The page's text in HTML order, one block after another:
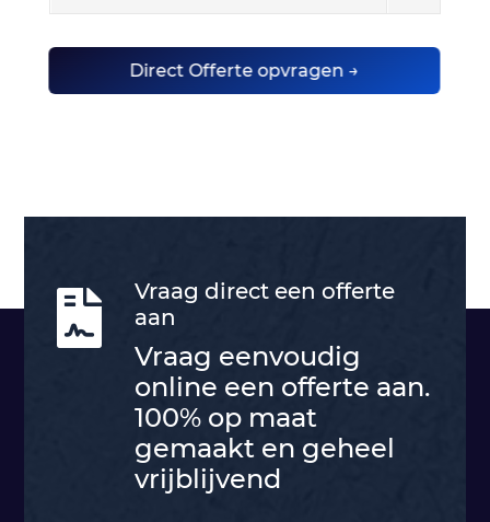
Direct Offerte opvragen →

Vraag direct een offerte
aan
Vraag eenvoudig
online een offerte aan.
100% op maat
gemaakt en geheel
vrijblijvend